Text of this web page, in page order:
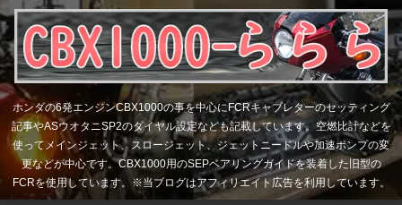
ホンダの6発エンジンCBX1000の事を中心にFCRキャブレターのセッティング
記事やASウオタニSP2のダイヤル設定なども記載しています。空燃比計などを
使ってメインジェット、スロージェット、ジェットニードルや加速ポンプの変
更などが中心です。CBX1000用のSEPベアリングガイドを装着した旧型の
FCRを使用しています。※当ブログはアフィリエイト広告を利用しています。